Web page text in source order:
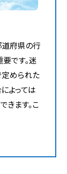
道府県の行
です。迷
定められた
よっては
ます。こ